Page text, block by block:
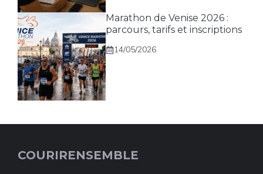
Marathon de Venise 2026 :
parcours, tarifs et inscriptions
14/05/2026
COURIRENSEMBLE